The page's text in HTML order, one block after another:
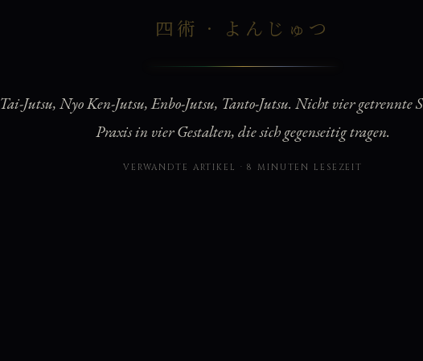
四術 · よんじゅつ
Tai-Jutsu, Nyo Ken-Jutsu, Enbo-Jutsu, Tanto-Jutsu. Nicht vier
Praxis in vier Gestalten, die sich gegenseitig tragen.
VERWANDTE ARTIKEL · 8 MINUTEN LESEZEIT